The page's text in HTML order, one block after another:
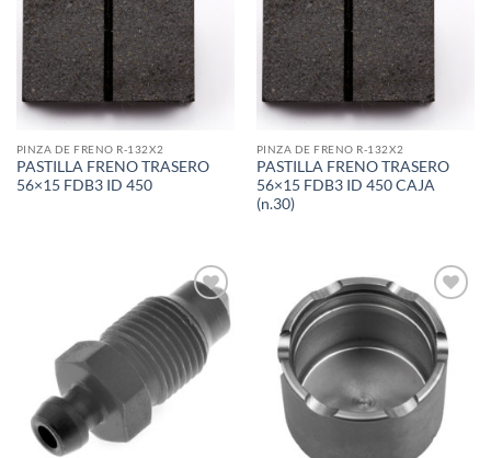
PINZA DE FRENO R-132X2
PASTILLA FRENO TRASERO
56×15 FDB3 ID 450
PINZA DE FRENO R-132X2
PASTILLA FRENO TRASERO
56×15 FDB3 ID 450 CAJA
(n.30)
Add to
wishlist
Add to
wishlist